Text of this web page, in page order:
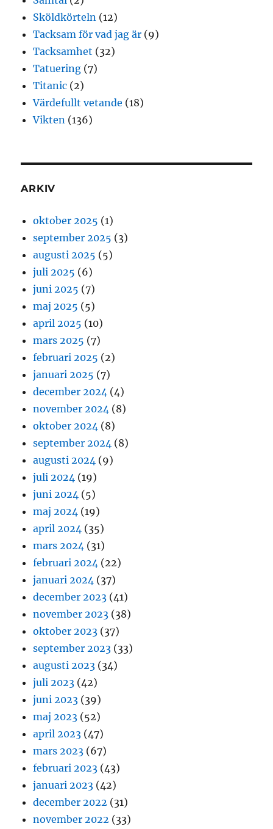
Sköldkörteln (12)
Tacksam för vad jag är (9)
Tacksamhet (32)
Tatuering (7)
Titanic (2)
Värdefullt vetande (18)
Vikten (136)
ARKIV
oktober 2025 (1)
september 2025 (3)
augusti 2025 (5)
juli 2025 (6)
juni 2025 (7)
maj 2025 (5)
april 2025 (10)
mars 2025 (7)
februari 2025 (2)
januari 2025 (7)
december 2024 (4)
november 2024 (8)
oktober 2024 (8)
september 2024 (8)
augusti 2024 (9)
juli 2024 (19)
juni 2024 (5)
maj 2024 (19)
april 2024 (35)
mars 2024 (31)
februari 2024 (22)
januari 2024 (37)
december 2023 (41)
november 2023 (38)
oktober 2023 (37)
september 2023 (33)
augusti 2023 (34)
juli 2023 (42)
juni 2023 (39)
maj 2023 (52)
april 2023 (47)
mars 2023 (67)
februari 2023 (43)
januari 2023 (42)
december 2022 (31)
november 2022 (33)